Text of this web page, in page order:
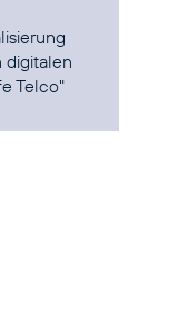
digitalen
Telco"